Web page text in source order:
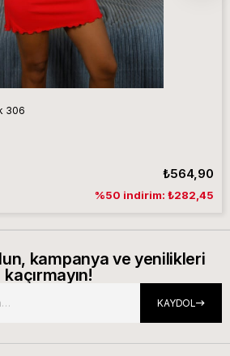
306
₺564,90
%50 indirim: ₺282,45
kampanya ve yenilikleri
kaçırmayın!
KAYDOL